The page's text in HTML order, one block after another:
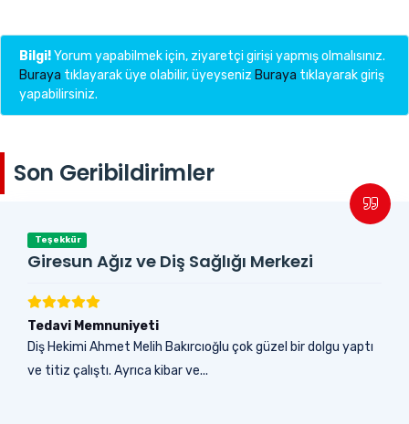
Bilgi!Yorum yapabilmek için, ziyaretçi girişi yapmış olmalısınız.
Buraya tıklayarak üye olabilir, üyeyseniz Buraya tıklayarak giriş
yapabilirsiniz.
Son Geribildirimler
Teşekkür
Giresun Ağız ve Diş Sağlığı Merkezi
Tedavi Memnuniyeti
Diş Hekimi Ahmet Melih Bakırcıoğlu çok güzel bir dolgu yaptı
ve titiz çalıştı. Ayrıca kibar ve...